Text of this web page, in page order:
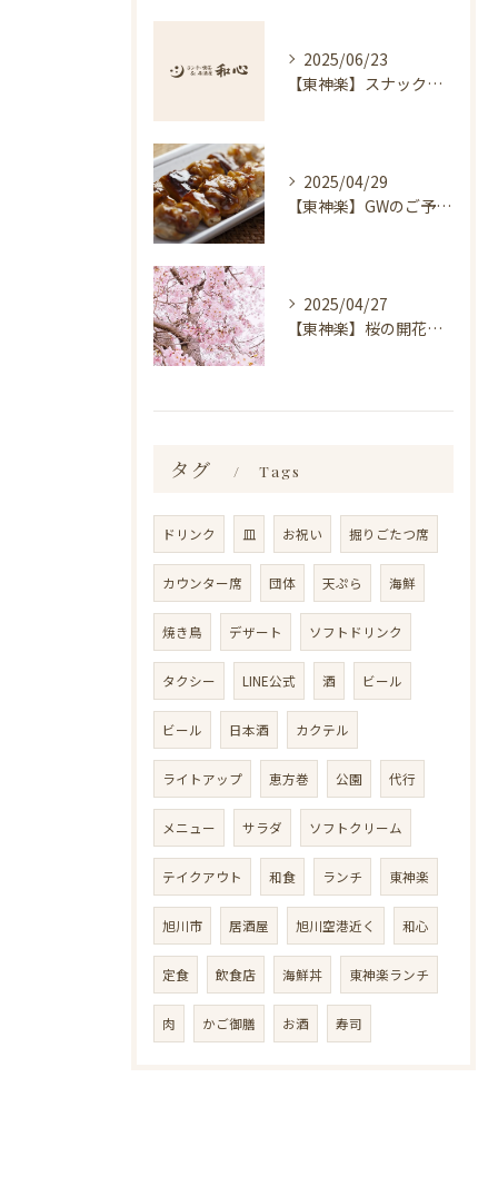
2025/06/23
【東神楽】スナック琥珀についてのお知らせ｜ランチ・喫茶＆居酒屋 和心
2025/04/29
【東神楽】GWのご予約受付中！｜ランチ・喫茶＆居酒屋 和心
2025/04/27
【東神楽】桜の開花情報＆お花見スポット｜ランチ・喫茶＆居酒屋 和心
タグ Tags
ドリンク 皿 お祝い 掘りごたつ席
カウンター席 団体 天ぷら 海鮮
焼き鳥 デザート ソフトドリンク
タクシー LINE公式 酒 ビール
ビール 日本酒 カクテル
ライトアップ 恵方巻 公園 代行
メニュー サラダ ソフトクリーム
テイクアウト 和食 ランチ 東神楽
旭川市 居酒屋 旭川空港近く 和心
定食 飲食店 海鮮丼 東神楽ランチ
肉 かご御膳 お酒 寿司